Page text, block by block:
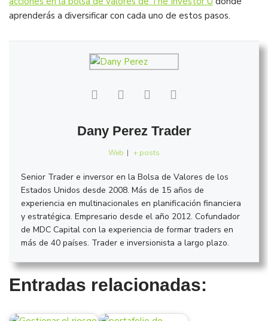
aprenderás a diversificar con cada uno de estos pasos.
Dany Perez Trader
Web | + posts
Senior Trader e inversor en la Bolsa de Valores de los
Estados Unidos desde 2008. Más de 15 años de
experiencia en multinacionales en planificación financiera
y estratégica. Empresario desde el año 2012. Cofundador
de MDC Capital con la experiencia de formar traders en
más de 40 países. Trader e inversionista a largo plazo.
Entradas relacionadas: